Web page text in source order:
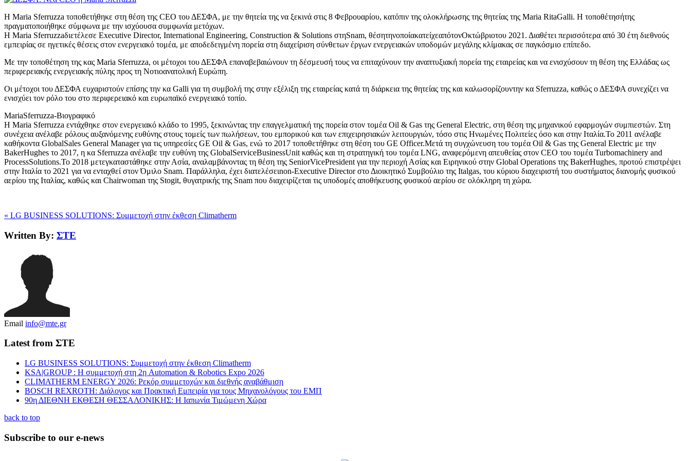
Η Maria Sferruzza τοποθετήθηκε στη θέση της CEO του ΔΕΣΦΑ, με την θητεία της να ξεκινά στις 8 Φεβρουαρίου, κατόπιν της ολοκλήρωσης της θητείας της Maria RitaGalli. Η τοποθέτησήτης
πραγματοποιήθηκε σύμφωνα με την ισχύουσα συμφωνία μετόχων.
Η Maria Sferruzzaδιετέλεσε Executive Director, International Engineering, Construction & Solutions στηSnam, θέσητηνοποίακατείχεαπότονΟκτώβριοτου 2021. Διαθέτει περισσότερα από 30 έτη διεθνούς
εμπειρίας σε ηγετικές θέσεις στον ενεργειακό τομέα, με αποδεδειγμένη πορεία στη διαχείριση σύνθετων έργων ενεργειακών υποδομών μεγάλης κλίμακας σε παγκόσμιο επίπεδο.
Με την τοποθέτηση της κας Maria Sferruzza, οι μέτοχοι του ΔΕΣΦΑ επαναβεβαιώνουν τη δέσμευσή τους να επιταχύνουν την αναπτυξιακή πορεία της εταιρείας και να ενισχύσουν τη θέση της Ελλάδας ως
περιφερειακής ενεργειακής πύλης προς τη Νοτιοανατολική Ευρώπη.
Οι μέτοχοι του ΔΕΣΦΑ ευχαριστούν επίσης την κα Galli για τη συμβολή της στην εξέλιξη της εταιρείας κατά τη διάρκεια της θητείας της και καλωσορίζουντην κα Sferruzza, καθώς ο ΔΕΣΦΑ συνεχίζει να
ενισχύει τον ρόλο του στο περιφερειακό και ευρωπαϊκό ενεργειακό τοπίο.
MariaSferruzza-Βιογραφικό
Η Maria Sferruzza εντάχθηκε στον ενεργειακό κλάδο το 1995, ξεκινώντας την επαγγελματική της πορεία στον τομέα Oil & Gas της General Electric, στη θέση της μηχανικού εφαρμογών συμπιεστών. Στη
συνέχεια ανέλαβε ρόλους αυξανόμενης ευθύνης στους τομείς των πωλήσεων, του εμπορικού και των επιχειρησιακών λειτουργιών, τόσο στις Ηνωμένες Πολιτείες όσο και στην Ιταλία.Το 2011 ανέλαβε
καθήκοντα GlobalSales General Manager για τις υπηρεσίες GE Oil & Gas, ενώ το 2017 τοποθετήθηκε στη θέση του GE Officer.Μετά τη συγχώνευση του τομέα Oil & Gas της General Electric με την
BakerHughes το 2017, η κα Sferruzza ανέλαβε την ευθύνη της GlobalServiceBusinessUnit καθώς και τη στρατηγική του τομέα LNG, αναφερόμενη απευθείας στον CEO του τομέα Turbomachinery and
ProcessSolutions.Το 2018 μετεγκαταστάθηκε στην Ασία, αναλαμβάνοντας τη θέση της SeniorVicePresident για την περιοχή Ασίας και Ειρηνικού στην Global Operations της BakerHughes, προτού επιστρέψει
στην Ιταλία το 2021 για να ενταχθεί στον Όμιλο Snam. Παράλληλα, έχει διατελέσειnon-Executive Director στο Διοικητικό Συμβούλιο της Italgas, του κύριου διαχειριστή του συστήματος διανομής φυσικού
αερίου της Ιταλίας, καθώς και Chairwoman της Stogit, θυγατρικής της Snam που διαχειρίζεται τις υποδομές αποθήκευσης φυσικού αερίου σε ολόκληρη τη χώρα.
« LG BUSINESS SOLUTIONS: Συμμετοχή στην έκθεση Climatherm
Written By: ΣΤΕ
Email info@mte.gr
Latest from ΣΤΕ
LG BUSINESS SOLUTIONS: Συμμετοχή στην έκθεση Climatherm
KSA|GROUP : Η συμμετοχή στη 2η Automation & Robotics Expo 2026
CLIMATHERM ENERGY 2026: Ρεκόρ συμμετοχών και διεθνής αναβάθμιση
BOSCH REXROTH: Διάλογος και Πρακτική Εμπειρία για τους Μηχανολόγους του ΕΜΠ
90η ΔΙΕΘΝΗ ΕΚΘΕΣΗ ΘΕΣΣΑΛΟΝΙΚΗΣ: Η Ιαπωνία Τιμώμενη Χώρα
back to top
Subscribe to our e-news